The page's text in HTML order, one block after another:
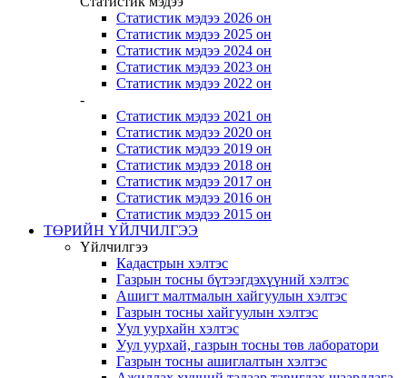
Статистик мэдээ 2026 он
Статистик мэдээ 2025 он
Статистик мэдээ 2024 он
Статистик мэдээ 2023 он
Статистик мэдээ 2022 он
-
Статистик мэдээ 2021 он
Статистик мэдээ 2020 он
Статистик мэдээ 2019 он
Статистик мэдээ 2018 он
Статистик мэдээ 2017 он
Статистик мэдээ 2016 он
Статистик мэдээ 2015 он
ТӨРИЙН ҮЙЛЧИЛГЭЭ
Үйлчилгээ
Кадастрын хэлтэс
Газрын тосны бүтээгдэхүүний хэлтэс
Ашигт малтмалын хайгуулын хэлтэс
Газрын тосны хайгуулын хэлтэс
Уул уурхайн хэлтэс
Уул уурхай, газрын тосны төв лаборатори
Газрын тосны ашиглалтын хэлтэс